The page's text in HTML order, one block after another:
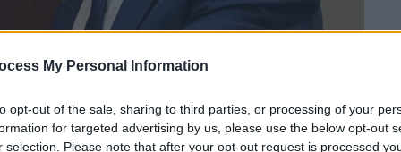
My Personal Information
opt-out of the sale, sharing to third parties, or processing of your
for targeted advertising by us, please use the below opt-out
selection. Please note that after your opt-out request is processed